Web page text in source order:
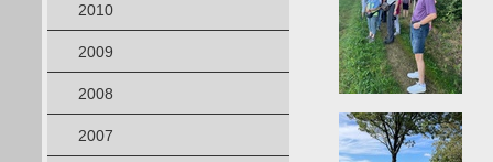
2010
2009
2008
2007